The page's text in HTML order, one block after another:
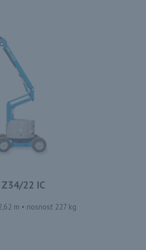
22 IC
m • nosnosť 227 kg